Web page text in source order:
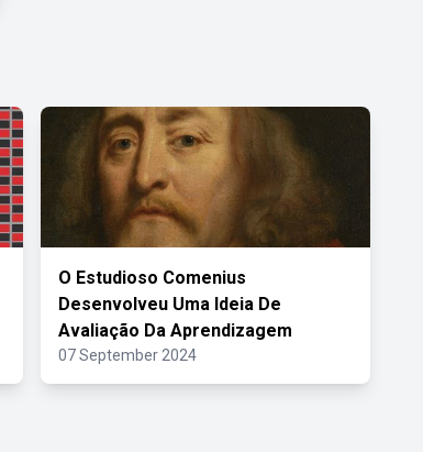
O Estudioso Comenius
Desenvolveu Uma Ideia De
Avaliação Da Aprendizagem
07 September 2024